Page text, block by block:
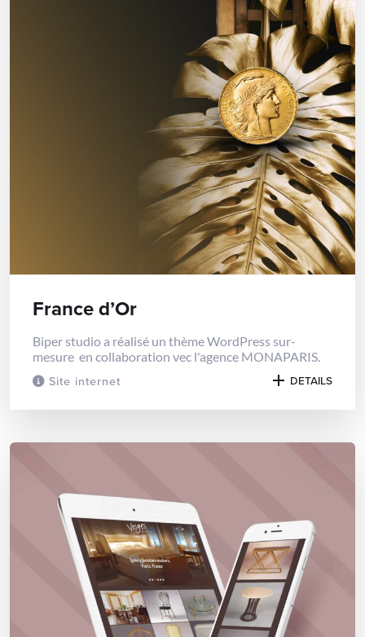
Site internet
France d’Or
Biper studio a réalisé un thème WordPress sur-
mesure en collaboration vec l'agence MONAPARIS.
DETAILS